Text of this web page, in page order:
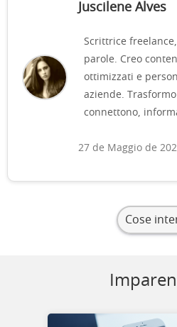
Juscilene Alves
Scrittrice
parole. Creo
ottimizzati e
aziende.
connettono,
27 de Maggio de
Cose